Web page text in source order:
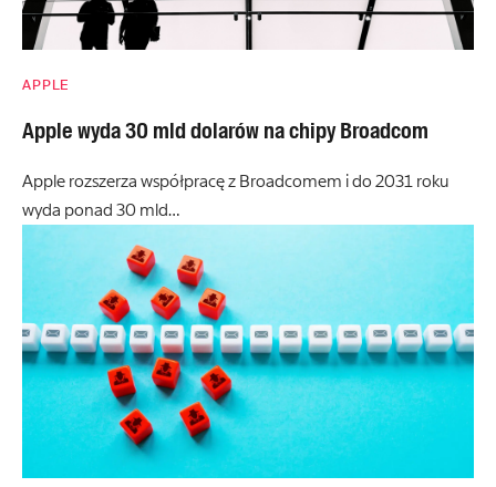
APPLE
Apple wyda 30 mld dolarów na chipy Broadcom
Apple rozszerza współpracę z Broadcomem i do 2031 roku
wyda ponad 30 mld…